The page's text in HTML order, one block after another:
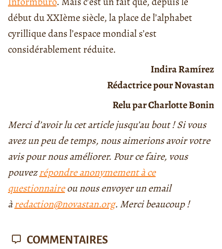
début du XXIème siècle, la place de l’alphabet
cyrillique dans l’espace mondial s’est
considérablement réduite.
Indira Ramírez
Rédactrice pour Novastan
Relu par Charlotte Bonin
Merci d’avoir lu cet article jusqu’au bout ! Si vous
avez un peu de temps, nous aimerions avoir votre
avis pour nous améliorer. Pour ce faire, vous
pouvezrépondre anonymement à ce
questionnaireou nous envoyer un email
àredaction@novastan.org. Merci beaucoup !
COMMENTAIRES